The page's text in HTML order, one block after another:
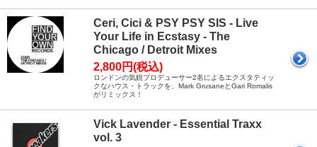
Ceri, Cici & PSY PSY SIS - Live
Your Life in Ecstasy - The
Chicago / Detroit Mixes
2,800円(税込)
ロンドンの気鋭プロデューサー2名によるエクスタティッ
クなハウス・トラックを、Mark GrusaneとGari Romalis
がリミックス！
Vick Lavender - Essential Traxx
vol. 3